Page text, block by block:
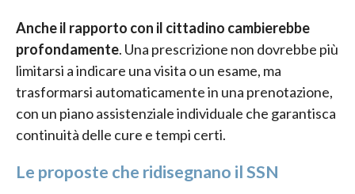
Anche il rapporto con il cittadino cambierebbe
profondamente. Una prescrizione non dovrebbe più
limitarsi a indicare una visita o un esame, ma
trasformarsi automaticamente in una prenotazione,
con un piano assistenziale individuale che garantisca
continuità delle cure e tempi certi.
Le proposte che ridisegnano il SSN